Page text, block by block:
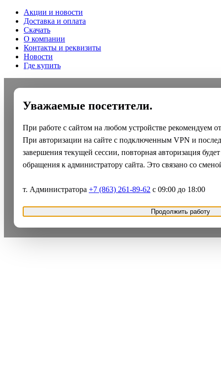
Акции и новости
Доставка и оплата
Скачать
О компании
Контакты и реквизиты
Новости
Где купить
Уважаемые посетители.
При работе с сайтом на любом устройстве рекомендуем
При авторизации на сайте с подключенным VPN и
завершения текущей сессии, повторная авторизация
обращения к администратору сайта. Это связано со
т. Администратора +7 (863) 261-89-62 с 09:00 до 18:00
Продолжить работу